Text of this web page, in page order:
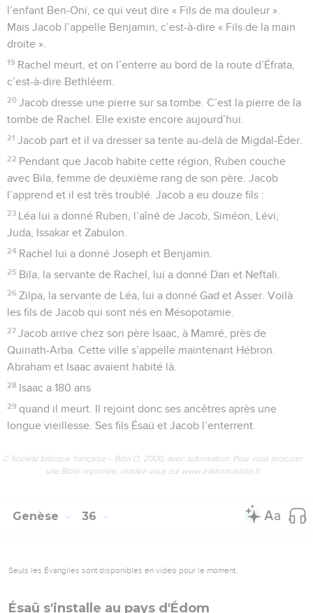
l’enfant Ben-Oni, ce qui veut dire « Fils de ma douleur ».
Mais Jacob l’appelle Benjamin, c’est-à-dire « Fils de la main
droite ».
19 Rachel meurt, et on l’enterre au bord de la route d’Éfrata,
c’est-à-dire Bethléem.
20 Jacob dresse une pierre sur sa tombe. C’est la pierre de la
tombe de Rachel. Elle existe encore aujourd’hui.
21 Jacob part et il va dresser sa tente au-delà de Migdal-Éder.
22 Pendant que Jacob habite cette région, Ruben couche
avec Bila, femme de deuxième rang de son père. Jacob
l’apprend et il est très troublé. Jacob a eu douze fils :
23 Léa lui a donné Ruben, l’aîné de Jacob, Siméon, Lévi,
Juda, Issakar et Zabulon.
24 Rachel lui a donné Joseph et Benjamin.
25 Bila, la servante de Rachel, lui a donné Dan et Neftali.
26 Zilpa, la servante de Léa, lui a donné Gad et Asser. Voilà
les fils de Jacob qui sont nés en Mésopotamie.
27 Jacob arrive chez son père Isaac, à Mamré, près de
Quiriath-Arba. Cette ville s’appelle maintenant Hébron.
Abraham et Isaac avaient habité là.
28 Isaac a 180 ans
29 quand il meurt. Il rejoint donc ses ancêtres après une
longue vieillesse. Ses fils Ésaü et Jacob l’enterrent.
© Société biblique française – Bibli’O, 2000, avec autorisation. Pour vous procurer
une Bible imprimée, rendez-vous sur www.editionsbiblio.fr
Genèse 36
Seuls les Évangiles sont disponibles en vidéo pour le moment.
Ésaü s'installe au pays d'Édom